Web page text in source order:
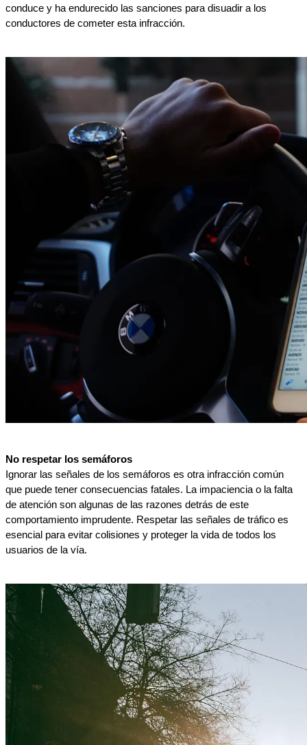
conduce y ha endurecido las sanciones para disuadir a los
conductores de cometer esta infracción.
No respetar los semáforos
Ignorar las señales de los semáforos es otra infracción común
que puede tener consecuencias fatales. La impaciencia o la falta
de atención son algunas de las razones detrás de este
comportamiento imprudente. Respetar las señales de tráfico es
esencial para evitar colisiones y proteger la vida de todos los
usuarios de la vía.